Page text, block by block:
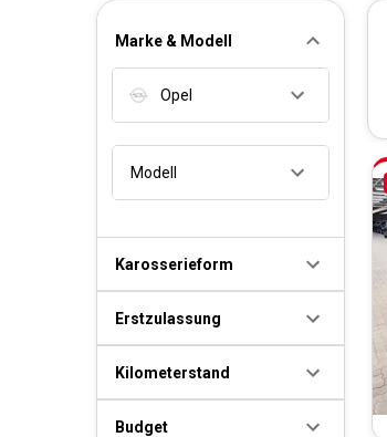
Marke & Modell
Opel
Modell
Karosserieform
Erstzulassung
Kilometerstand
Budget